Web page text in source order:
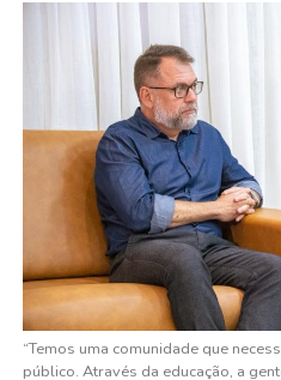
“Temos uma comunidade que
público. Através da educação, a